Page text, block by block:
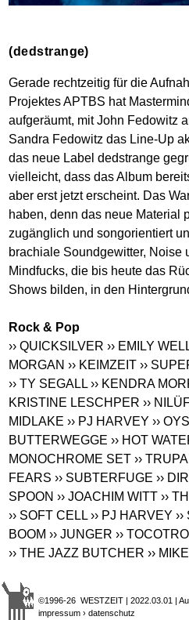
(dedstrange)
Gerade rechtzeitig für die
Projektes APTBS hat
aufgeräumt, mit John Fedowitz
Sandra Fedowitz das Line-Up
das neue Label dedstrange
vielleicht, dass das Album
aber erst jetzt erscheint. Das
haben, denn das neue Material
zugänglich und songorientiert
brachiale Soundgewitter, Noise
Mindfucks, die bis heute das
Shows bilden, in den
Rock & Pop
›› QUICKSILVER ›› EMILY
MORGAN ›› KEIMZEIT ››
›› TY SEGALL ›› KENDRA
KRISTINE LESCHPER ››
MIDLAKE ›› PJ HARVEY ››
BUTTERWEGGE ›› HOT
MONOCHROME SET ››
FEARS ›› SUBTERFUGE ››
SPOON ›› JOACHIM WITT ››
›› SOFT CELL ›› PJ HARVEY
BOOM ›› JUNGER ››
›› THE JAZZ BUTCHER ››
©1996-26 WESTZEIT | 2022.03.01 |
impressum › datenschutz